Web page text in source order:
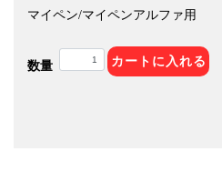
マイペン/マイペンアルファ用
数量 カートに入れる